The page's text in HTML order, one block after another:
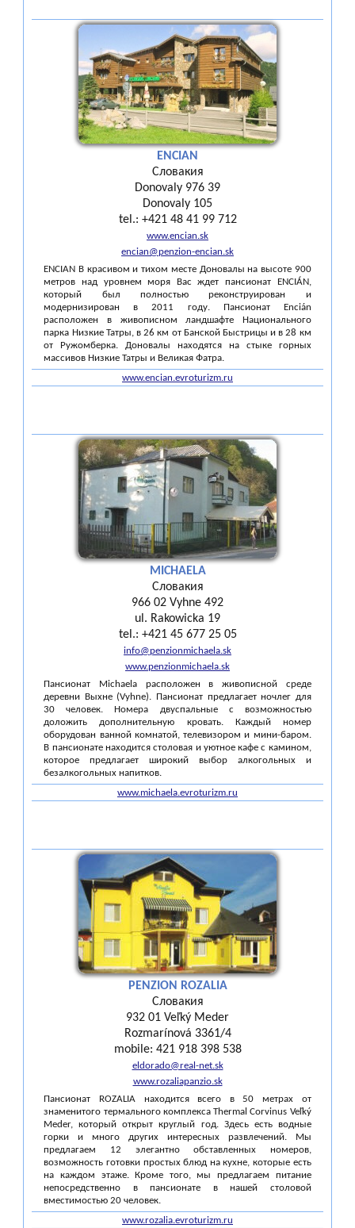
ENCIAN
Словакия
Donovaly 976 39
Donovaly 105
tel.: +421 48 41 99 712
www.encian.sk
encian@penzion-encian.sk
ENCIAN В красивом и тихом месте Доновалы на высоте 900
метров над уровнем моря Вас ждет пансионат ENCIÁN,
который был полностью реконструирован и
модернизирован в 2011 году. Пансионат Encián
расположен в живописном ландшафте Национального
парка Низкие Татры, в 26 км от Банской Быстрицы и в 28 км
от Ружомберка. Доновалы находятся на стыке горных
массивов Низкие Татры и Великая Фатра.
www.encian.evroturizm.ru
MICHAELA
Словакия
966 02 Vyhne 492
ul. Rakowicka 19
tel.: +421 45 677 25 05
info@penzionmichaela.sk
www.penzionmichaela.sk
Пансионат Michaela расположен в живописной среде
деревни Выхне (Vyhne). Пансионат предлагает ночлег для
30 человек. Номера двуспальные с возможностью
доложить дополнительную кровать. Каждый номер
оборудован ванной комнатой, телевизором и мини-баром.
В пансионате находится столовая и уютное кафе с камином,
которое предлагает широкий выбор алкогольных и
безалкогольных напитков.
www.michaela.evroturizm.ru
PENZION ROZALIA
Словакия
932 01 Veľký Meder
Rozmarínová 3361/4
mobile: 421 918 398 538
eldorado@real-net.sk
www.rozaliapanzio.sk
Пансионат ROZALIA находится всего в 50 метрах от
знаменитого термального комплекса Thermal Corvinus Veľký
Meder, который открыт круглый год. Здесь есть водные
горки и много других интересных развлечений. Мы
предлагаем 12 элегантно обставленных номеров,
возможность готовки простых блюд на кухне, которые есть
на каждом этаже. Кроме того, мы предлагаем питание
непосредственно в пансионате в нашей столовой
вместимостью 20 человек.
www.rozalia.evroturizm.ru